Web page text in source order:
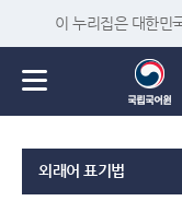
이 누리집은 대한민
외래어 표기법